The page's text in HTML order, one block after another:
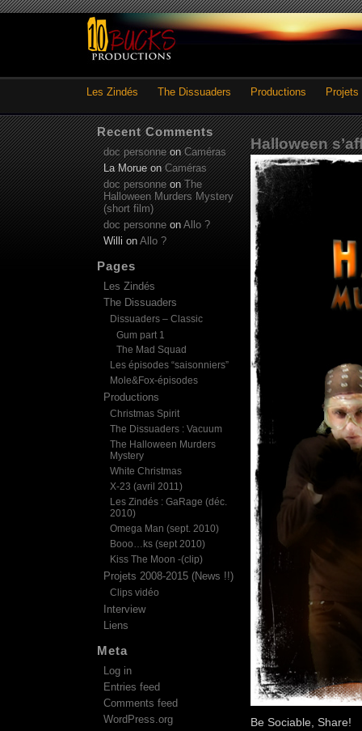
Les Zindés The Dissuaders Productions Projets
Halloween
Be Sociable, Share!
Recent Comments
doc personneonCaméras
La MorueonCaméras
doc personneonThe
Halloween Murders Mystery
(short film)
doc personne on Allo ?
Willi on Allo ?
Pages
Les Zindés
The Dissuaders
Dissuaders – Classic
Gum part 1
The Mad Squad
Les épisodes “saisonniers”
Mole&Fox-épisodes
Productions
Christmas Spirit
The Dissuaders : Vacuum
The Halloween Murders
Mystery
White Christmas
X-23 (avril 2011)
Les Zindés : GaRage (déc.
2010)
Omega Man (sept. 2010)
Booo…ks (sept 2010)
Kiss The Moon -(clip)
Projets 2008-2015 (News !!)
Clips vidéo
Interview
Liens
Meta
Log in
Entries feed
Comments feed
WordPress.org